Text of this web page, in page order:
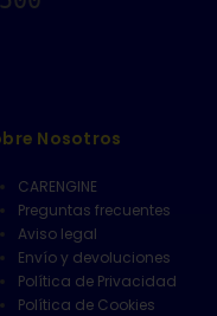
Nosotros
CARENGINE
Preguntas frecuentes
Aviso legal
Envío y devoluciones
Política de Privacidad
Política de Cookies